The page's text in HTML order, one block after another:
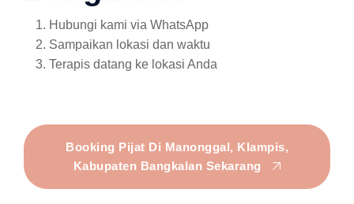
Hubungi kami via WhatsApp
Sampaikan lokasi dan waktu
Terapis datang ke lokasi Anda
Booking Pijat Di Manonggal, Klampis,
Kabupaten Bangkalan Sekarang